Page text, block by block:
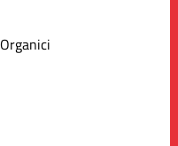
Organici